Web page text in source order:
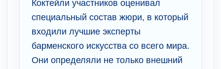
Коктейли участников оценивал
специальный состав жюри, в который
входили лучшие эксперты
барменского искусства со всего мира.
Они определяли не только внешний